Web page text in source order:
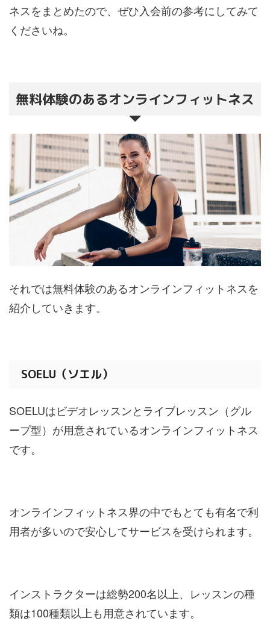
ネスをまとめたので、ぜひ入会前の参考にしてみて
くださいね。
無料体験のあるオンラインフィットネス
それでは無料体験のあるオンラインフィットネスを
紹介していきます。
SOELU（ソエル）
SOELUはビデオレッスンとライブレッスン（グル
ープ型）が用意されているオンラインフィットネス
です。
オンラインフィットネス界の中でもとても有名で利
用者が多いので安心してサービスを受けられます。
インストラクターは総勢200名以上、レッスンの種
類は100種類以上も用意されています。